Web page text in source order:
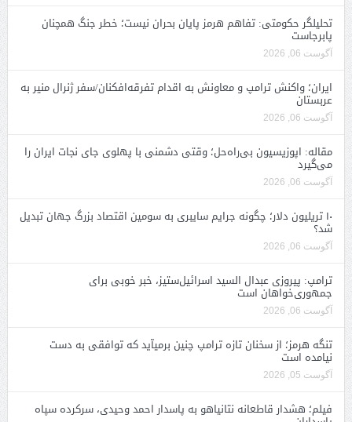
تحلیلگر حکومتی: تفاهم هرمز پایان بحران نیست؛ خطر جنگ همچنان
پابرجاست
آگوست 06, 2026
ایران؛ واکنش ترامپ و معاونش به اقدام تفرقه‌افکنان/سفر ژنرال منیر به
عربستان
آگوست 06, 2026
مقاله: اپوزیسیون بی‌راه‌حل؛ وقتی دشمنی با پهلوی جای نجات ایران را
می‌گیرد
آگوست 06, 2026
۱۰ تریلیون دلار؛ چگونه جرایم سایبری به سومین اقتصاد بزرگ جهان تبدیل
شد؟
آگوست 06, 2026
ترامپ: پیروزی عبدال السید اسرائیل‌ستیز، خبر خوبی برای
جمهوری‌خواهان است
آگوست 06, 2026
تنگه هرمز؛ از سخنان تازه ترامپ چنین برمیآید که توافقی به دست
نیامده است
آگوست 05, 2026
فیلم؛ هشدار قاطعانه نتانیاهو به پاسدار احمد وحیدی، سرکرده سپاه